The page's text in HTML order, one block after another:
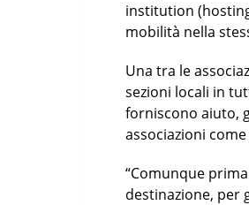
institution
mobilità nella
Una tra le
sezioni locali in
forniscono aiuto,
associazioni come
“Comunque
destinazione, per